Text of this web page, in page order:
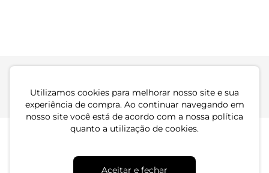
Utilizamos cookies para melhorar nosso site e sua
experiência de compra. Ao continuar navegando em
nosso site você está de acordo com a nossa política
quanto a utilização de cookies.
Aceitar e fechar
Dúvidas